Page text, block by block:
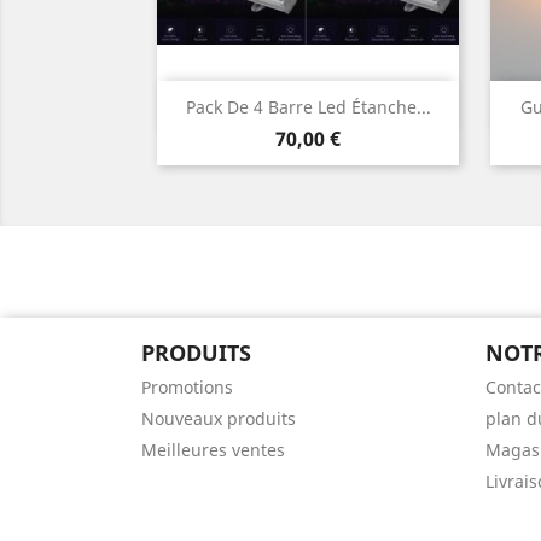
Pack De 4 Barre Led Étanche...
Prix
70,00 €
Aperçu rapide
PRODUITS
Promotions
Nouveaux produits
Meilleures ventes
plan